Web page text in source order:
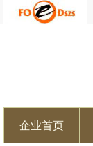
企业首页